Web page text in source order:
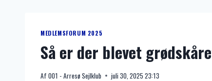
MEDLEMSFORUM 2025
Så er der blevet
Af 001 - Arresø Sejlklub juli 30, 2025 23:13